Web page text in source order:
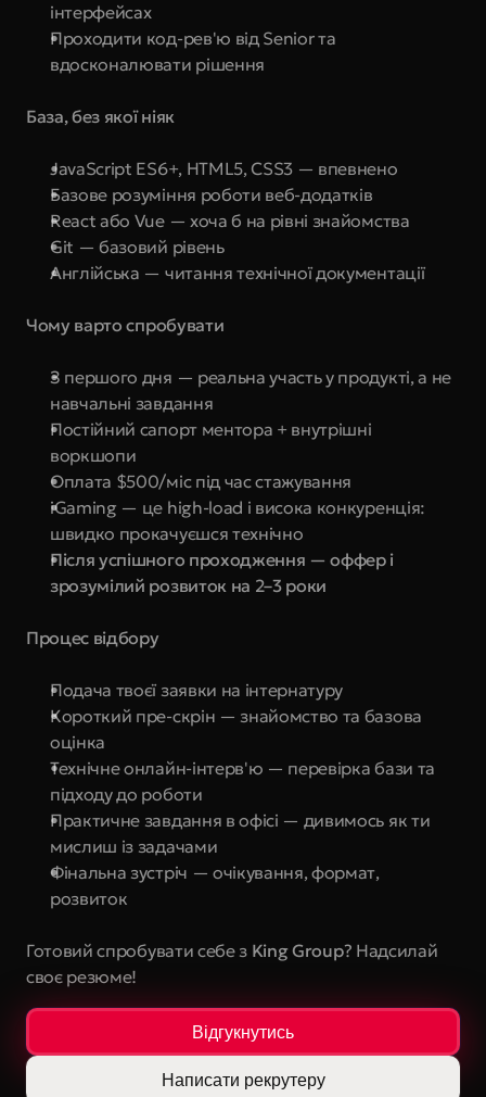
інтерфейсах
Проходити код-рев'ю від Senior та
вдосконалювати рішення
База, без якої ніяк
JavaScript ES6+, HTML5, CSS3 — впевнено
Базове розуміння роботи веб-додатків
React або Vue — хоча б на рівні знайомства
Git — базовий рівень
Англійська — читання технічної документації
Чому варто спробувати
З першого дня — реальна участь у продукті, а не
навчальні завдання
Постійний сапорт ментора + внутрішні
воркшопи
Оплата $500/міс під час стажування
iGaming — це high-load і висока конкуренція:
швидко прокачуєшся технічно
Після успішного проходження — оффер і
зрозумілий розвиток на 2–3 роки
Процес відбору
Подача твоєї заявки на інтернатуру
Короткий пре-скрін — знайомство та базова
оцінка
Технічне онлайн-інтерв'ю — перевірка бази та
підходу до роботи
Практичне завдання в офісі — дивимось як ти
мислиш із задачами
Фінальна зустріч — очікування, формат,
розвиток
Готовий спробувати себе з King Group? Надсилай
своє резюме!
Відгукнутись
Написати рекрутеру